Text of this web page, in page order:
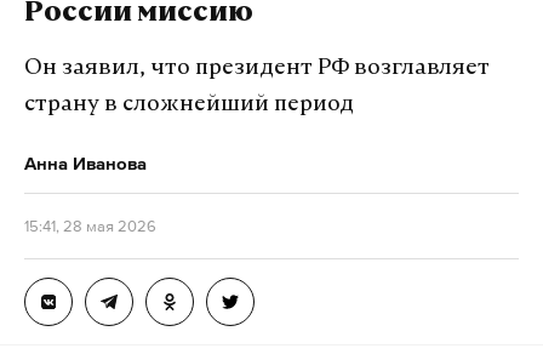
России миссию
Он заявил, что президент РФ возглавляет
страну в сложнейший период
Анна Иванова
15:41, 28 мая 2026